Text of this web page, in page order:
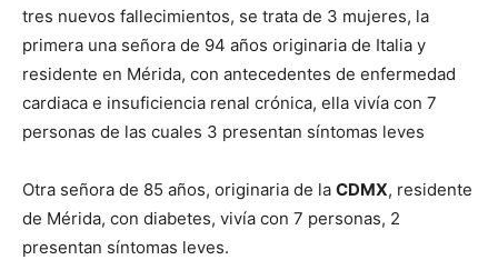
tres nuevos fallecimientos, se trata de 3 mujeres, la
primera una señora de 94 años originaria de Italia y
residente en Mérida, con antecedentes de enfermedad
cardiaca e insuficiencia renal crónica, ella vivía con 7
personas de las cuales 3 presentan síntomas leves
Otra señora de 85 años, originaria de la CDMX, residente
de Mérida, con diabetes, vivía con 7 personas, 2
presentan síntomas leves.